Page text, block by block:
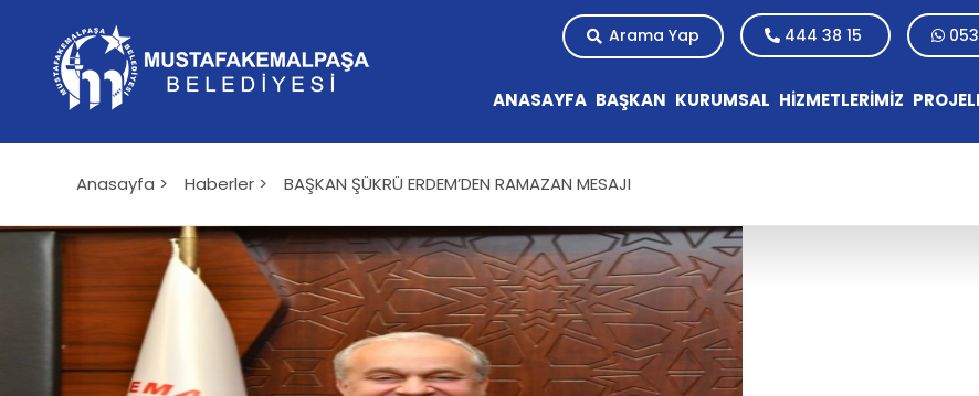
Arama Yap 444 38 15
ANASAYFA BAŞKAN KURUMSAL HİZMETLERİMİZ
Anasayfa > Haberler > BAŞKAN ŞÜKRÜ ERDEM’DEN RAMAZAN MESAJI